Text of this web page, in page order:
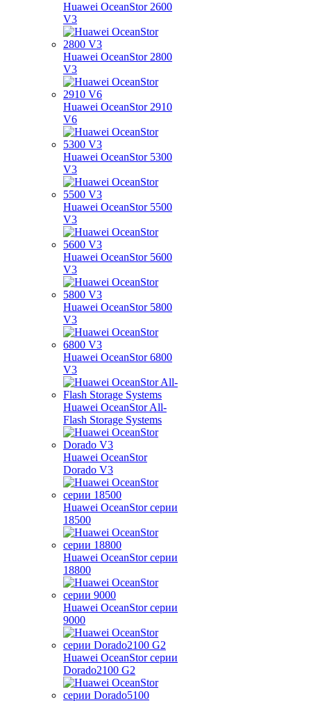
Huawei OceanStor 2600
V3
Huawei OceanStor 2800
V3
Huawei OceanStor 2910
V6
Huawei OceanStor 5300
V3
Huawei OceanStor 5500
V3
Huawei OceanStor 5600
V3
Huawei OceanStor 5800
V3
Huawei OceanStor 6800
V3
Huawei OceanStor All-
Flash Storage Systems
Huawei OceanStor
Dorado V3
Huawei OceanStor серии
18500
Huawei OceanStor серии
18800
Huawei OceanStor серии
9000
Huawei OceanStor серии
Dorado2100 G2